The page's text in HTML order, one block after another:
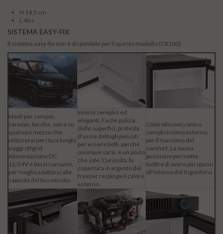
H 14,5 cm
L 40 c
SISTEMA EASY-FIX
Il sistema easy-fix non è disponibile per il questo modello (CR100).
Ideali per camper,
caravan, barche, van e su
qualsiasi mezzo che
utilizzerai per i tuoi lunghi
viaggi offgrid.
Alimentazione DC
12/24V e bassi consumi,
per meglio adattarsi alle
capacità del tuo veicolo.
Interni semplici ed
eleganti. Facile pulizia
delle superfici, praticità
d'uso e dettagli pensati
per essere belli, perché
ovunque sarai, è un posto
che vale. Curiosità: la
copertura in argento del
freezer respinge il calore
esterno.
Controllo meccanico
semplicissimo esterno,
per il massimo del
comfort. La nuova
posizione permette
inoltre di avere più spazio
all'interno del frigorifero.